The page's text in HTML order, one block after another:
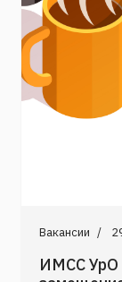
Вакансии
ИМСС УрО